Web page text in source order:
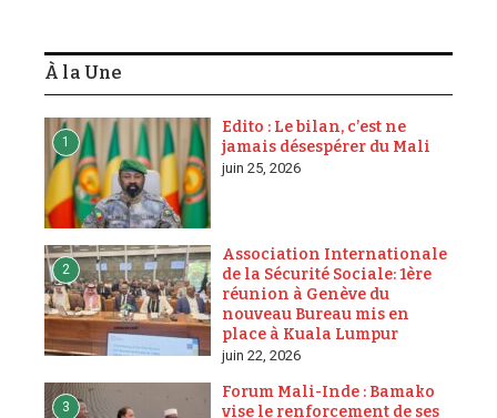
À la Une
1
Edito : Le bilan, c’est ne
jamais désespérer du Mali
juin 25, 2026
2
Association Internationale
de la Sécurité Sociale: 1ère
réunion à Genève du
nouveau Bureau mis en
place à Kuala Lumpur
juin 22, 2026
3
Forum Mali-Inde : Bamako
vise le renforcement de ses